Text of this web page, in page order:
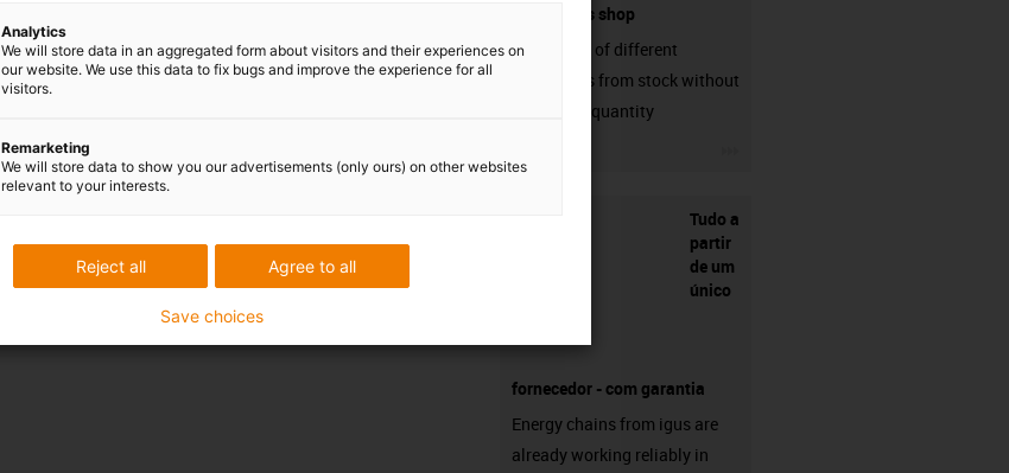
connectors shop
big variaty of different
connectors from stock without
min. order quantity
Tudo a
partir
de um
único
fornecedor - com garantia
Energy chains from igus are
already working reliably in
Analytics
We will store data in an aggregated form about visitors and their experiences on
our website. We use this data to fix bugs and improve the experience for all
visitors.
Remarketing
We will store data to show you our advertisements (only ours) on other websites
relevant to your interests.
Agree to all
Reject all
Save choices